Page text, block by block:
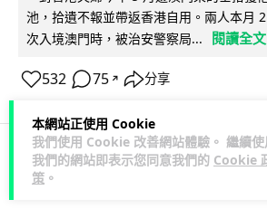
本網站正使用 Cookie
我們使用 Cookie 改善網站體驗。 繼續使
我們的網站即表示您同意我們的 Cookie
策 。
池，拾遺不報並帶返香港自用。兩人本月
次入境澳門時，被治安警察局...
閱讀全文
532 75 ↗ 分享
3C科技 家居無線